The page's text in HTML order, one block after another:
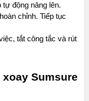
tự động nâng lên.
chỉnh. Tiếp tục
tắt công tắc và rút
Sumsure